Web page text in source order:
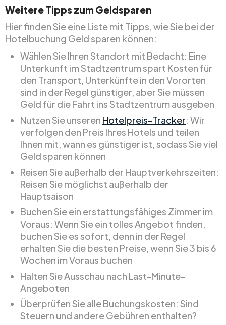
Weitere Tipps zum Geldsparen
Hier finden Sie eine Liste mit Tipps, wie Sie bei der
Hotelbuchung Geld sparen können:
Wählen Sie Ihren Standort mit Bedacht: Eine
Unterkunft im Stadtzentrum spart Kosten für
den Transport, Unterkünfte in den Vororten
sind in der Regel günstiger, aber Sie müssen
Geld für die Fahrt ins Stadtzentrum ausgeben
Nutzen Sie unseren Hotelpreis-Tracker: Wir
verfolgen den Preis Ihres Hotels und teilen
Ihnen mit, wann es günstiger ist, sodass Sie viel
Geld sparen können
Reisen Sie außerhalb der Hauptverkehrszeiten:
Reisen Sie möglichst außerhalb der
Hauptsaison
Buchen Sie ein erstattungsfähiges Zimmer im
Voraus: Wenn Sie ein tolles Angebot finden,
buchen Sie es sofort, denn in der Regel
erhalten Sie die besten Preise, wenn Sie 3 bis 6
Wochen im Voraus buchen
Halten Sie Ausschau nach Last-Minute-
Angeboten
Überprüfen Sie alle Buchungskosten: Sind
Steuern und andere Gebühren enthalten?